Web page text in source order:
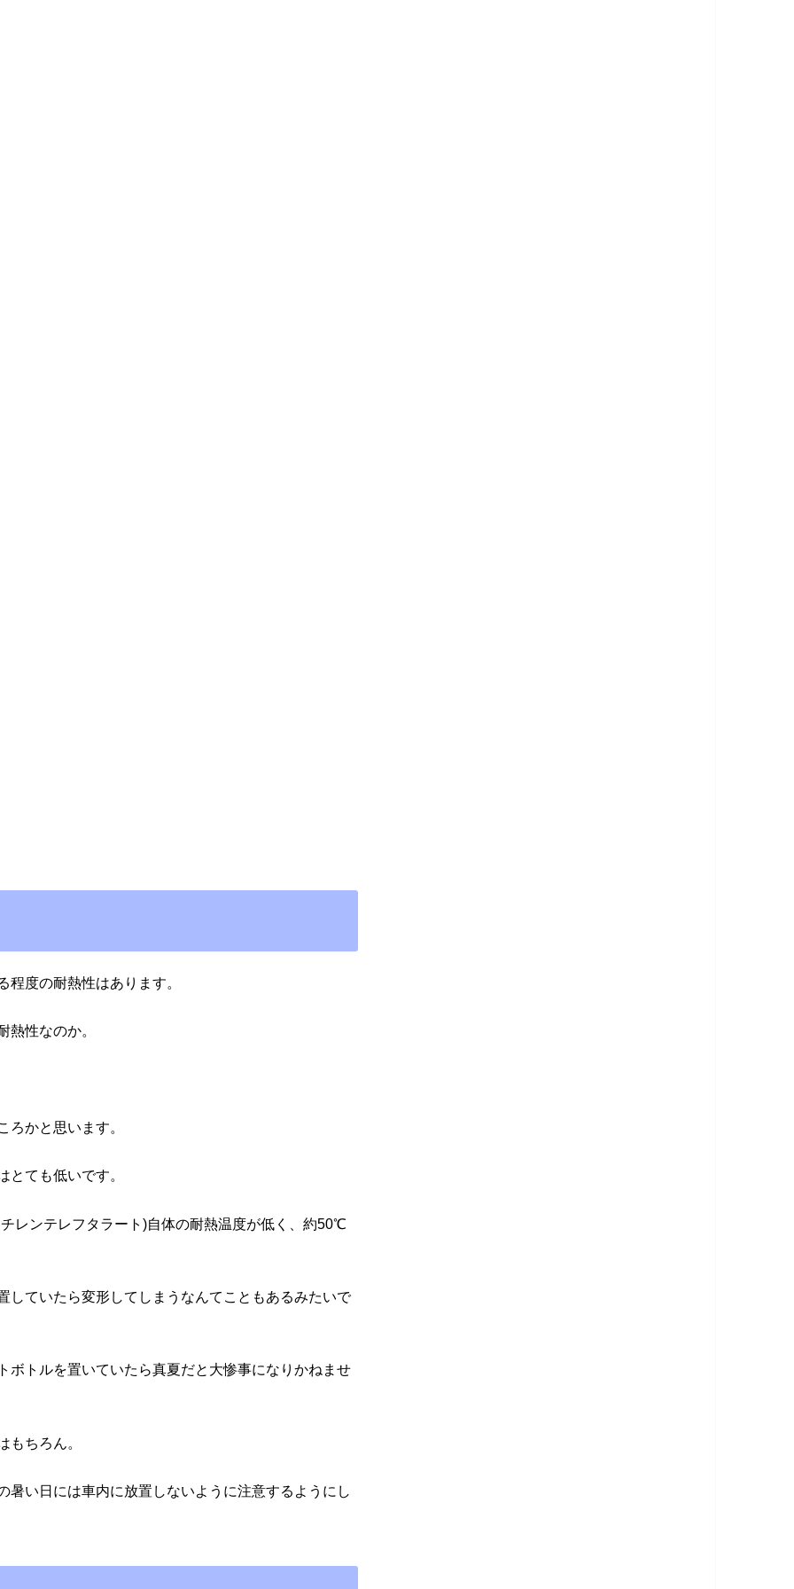
度の耐熱性はあります。
熱性なのか。
かと思います。
ても低いです。
レンテレフタラート)自体の耐熱温度が低く、約50℃
していたら変形してしまうなんてこともあるみたいで
ボトルを置いていたら真夏だと大惨事になりかねませ
もちろん。
暑い日には車内に放置しないように注意するようにし